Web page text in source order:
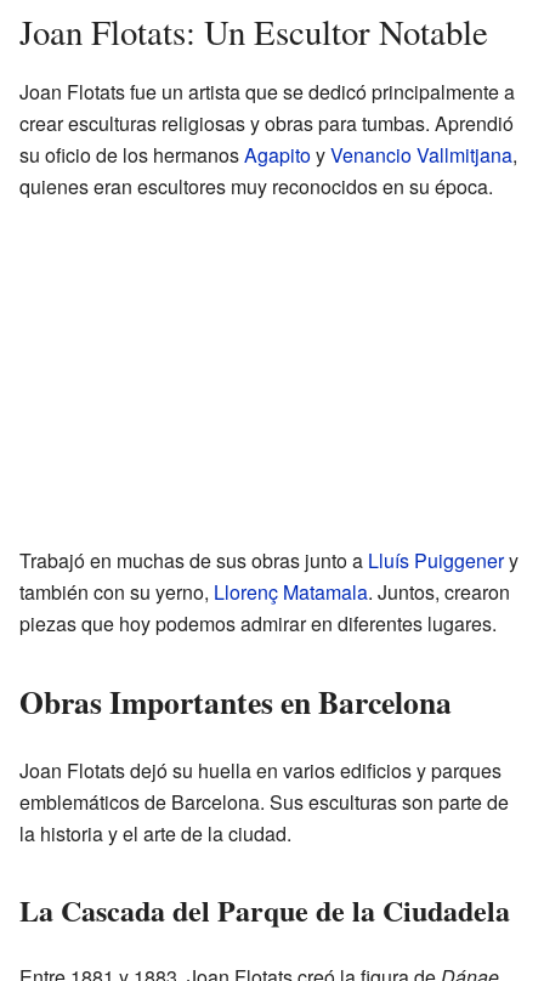
Joan Flotats: Un Escultor Notable
Joan Flotats fue un artista que se dedicó principalmente a
crear esculturas religiosas y obras para tumbas. Aprendió
su oficio de los hermanosAgapitoyVenancio Vallmitjana,
quienes eran escultores muy reconocidos en su época.
Trabajó en muchas de sus obras junto a Lluís Puiggenery
también con su yerno, Llorenç Matamala. Juntos, crearon
piezas que hoy podemos admirar en diferentes lugares.
Obras Importantes en Barcelona
Joan Flotats dejó su huella en varios edificios y parques
emblemáticos de Barcelona. Sus esculturas son parte de
la historia y el arte de la ciudad.
La Cascada del Parque de la Ciudadela